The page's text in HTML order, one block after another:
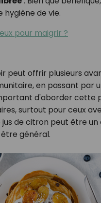
hygiène de vie.
pour maigrir ?
peut offrir plusieurs
en passant
d'aborder
surtout pour ceux
de citron peut être
général.